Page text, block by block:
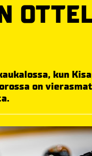
kun
on